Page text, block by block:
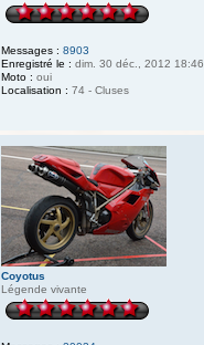
Messages : 8903
Enregistré le : dim. 30 déc., 2012 18:46
Moto : oui
Localisation : 74 - Cluses
Coyotus
Légende vivante